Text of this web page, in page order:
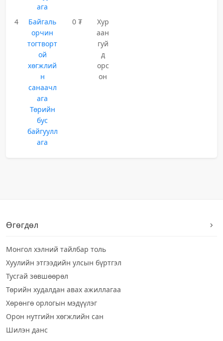
ага
4
Байгаль
орчин
тогтворт
ой
хөгжлий
н
санаачл
ага
Төрийн
бус
байгуулл
ага
0 ₮
Хур
аан
гуй
д
орс
он
Өгөгдөл
Монгол хэлний тайлбар толь
Хуулийн этгээдийн улсын бүртгэл
Тусгай зөвшөөрөл
Төрийн худалдан авах ажиллагаа
Хөрөнгө орлогын мэдүүлэг
Орон нутгийн хөгжлийн сан
Шилэн данс